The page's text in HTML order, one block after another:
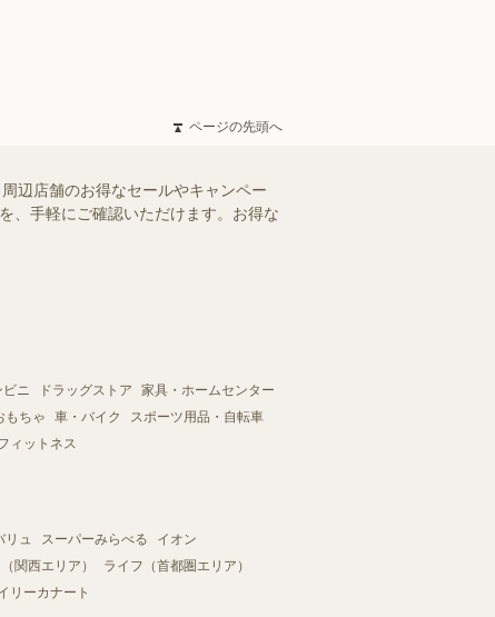
ページの先頭へ
辺店舗のお得なセールやキャンペー
、手軽にご確認いただけます。お得な
ビニ ドラッグストア
家具・ホームセンター
もちゃ 車・バイク
スポーツ用品・自転車
ィットネス
リュ スーパーみらべる
イオン
関西エリア）
ライフ（首都圏エリア）
リーカナート